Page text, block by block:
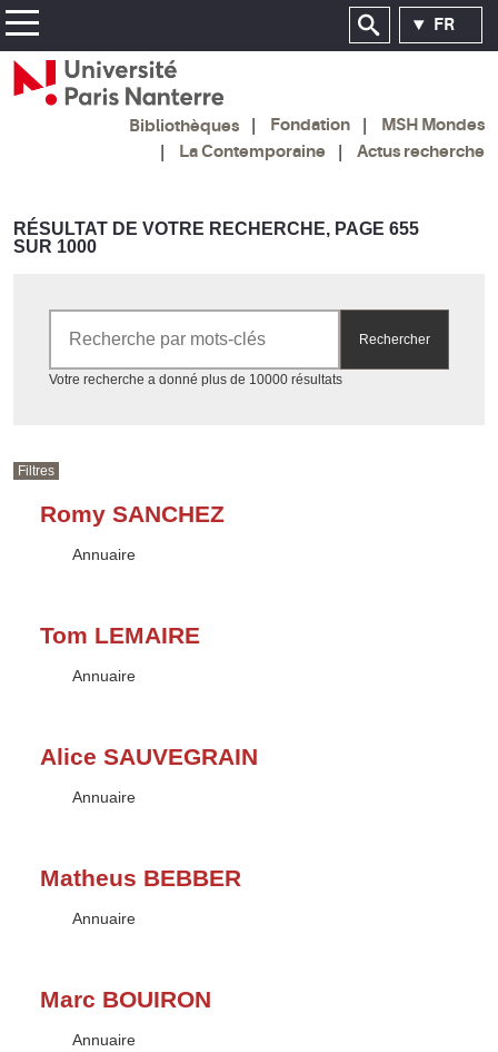
FR
Bibliothèques Fondation
MSH Mondes
La Contemporaine
Actus recherche
RÉSULTAT DE VOTRE RECHERCHE, PAGE 655
SUR 1000
Rechercher
Votre recherche a donné plus de 10000 résultatsAccéder aux résultats
Filtres
Romy SANCHEZ
Type :
Annuaire
Tom LEMAIRE
Type :
Annuaire
Alice SAUVEGRAIN
Type :
Annuaire
Matheus BEBBER
Type :
Annuaire
Marc BOUIRON
Type :
Annuaire